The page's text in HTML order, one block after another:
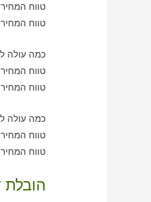
טווח המחירים להובלת
טווח המחירים לאריזה
כמה עולה להוביל דירת 4 חדרים
טווח המחירים להובלת
טווח המחירים לאריזה
כמה עולה להוביל דירת 5 חדרים
טווח המחירים להובלת
טווח המחירים לאריזה
הובלת